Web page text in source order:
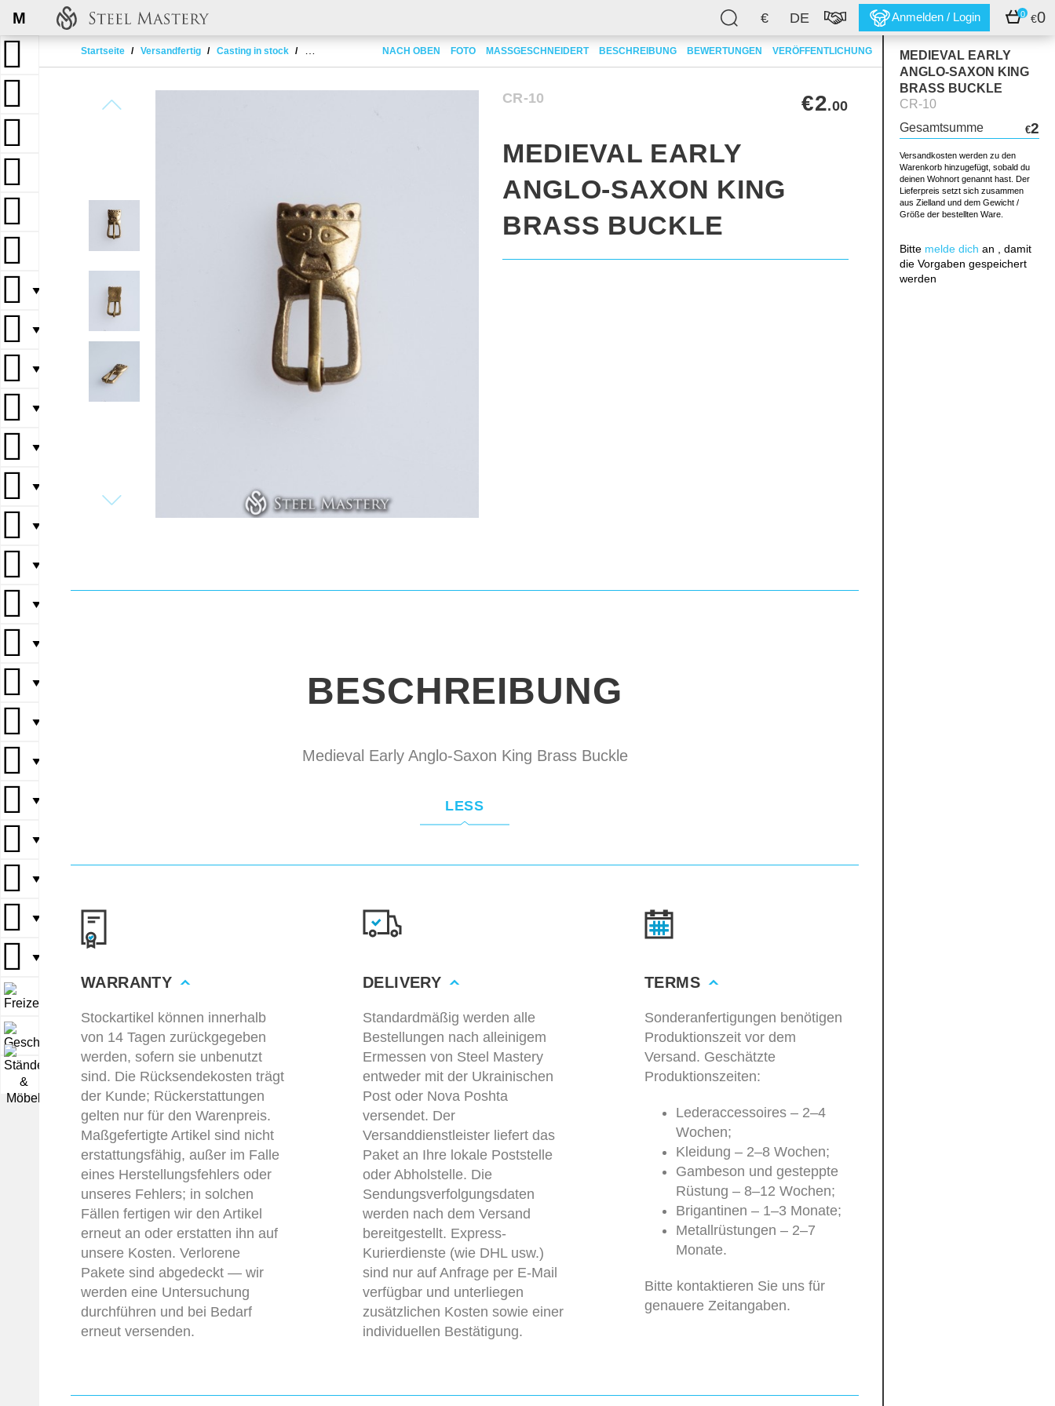
€ DE Anmelden / Login 0 €0
M
Startseite Versandfertig Casting in stock Medieval Early Anglo-Saxon King Brass Buckle
NACH OBEN FOTO MASSGESCHNEIDERT BESCHREIBUNG BEWERTUNGEN VERÖFFENTLICHUNG
▼
▼
▼
▼
▼
▼
▼
▼
▼
▼
▼
▼
▼
▼
▼
▼
▼
▼
MEDIEVAL EARLY
ANGLO-SAXON KING
BRASS BUCKLE
CR-10
Gesamtsumme
€2
Versandkosten werden zu den
Warenkorb hinzugefügt, sobald du
deinen Wohnort genannt hast. Der
Lieferpreis setzt sich zusammen
aus Zielland und dem Gewicht /
Größe der bestellten Ware.
Bitte melde dich an , damit
die Vorgaben gespeichert
werden
CR-10 €2.00
MEDIEVAL EARLY
ANGLO-SAXON KING
BRASS BUCKLE
BESCHREIBUNG
Medieval Early Anglo-Saxon King Brass Buckle
LESS
WARRANTY
Stockartikel können innerhalb
von 14 Tagen zurückgegeben
werden, sofern sie unbenutzt
sind. Die Rücksendekosten trägt
der Kunde; Rückerstattungen
gelten nur für den Warenpreis.
Maßgefertigte Artikel sind nicht
erstattungsfähig, außer im Falle
eines Herstellungsfehlers oder
unseres Fehlers; in solchen
Fällen fertigen wir den Artikel
erneut an oder erstatten ihn auf
unsere Kosten. Verlorene
Pakete sind abgedeckt — wir
werden eine Untersuchung
durchführen und bei Bedarf
erneut versenden.
DELIVERY
Standardmäßig werden alle
Bestellungen nach alleinigem
Ermessen von Steel Mastery
entweder mit der Ukrainischen
Post oder Nova Poshta
versendet. Der
Versanddienstleister liefert das
Paket an Ihre lokale Poststelle
oder Abholstelle. Die
Sendungsverfolgungsdaten
werden nach dem Versand
bereitgestellt. Express-
Kurierdienste (wie DHL usw.)
sind nur auf Anfrage per E-Mail
verfügbar und unterliegen
zusätzlichen Kosten sowie einer
individuellen Bestätigung.
TERMS
Sonderanfertigungen benötigen
Produktionszeit vor dem
Versand. Geschätzte
Produktionszeiten:
Lederaccessoires – 2–4
Wochen;
Kleidung – 2–8 Wochen;
Gambeson und gesteppte
Rüstung – 8–12 Wochen;
Brigantinen – 1–3 Monate;
Metallrüstungen – 2–7
Monate.
Bitte kontaktieren Sie uns für
genauere Zeitangaben.